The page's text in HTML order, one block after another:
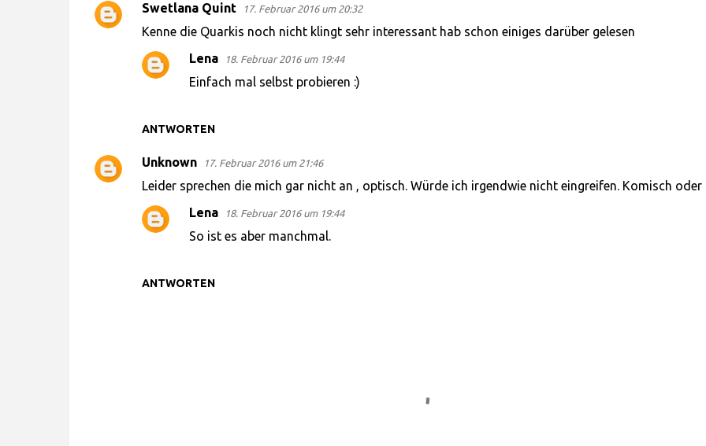
K
a
Swetlana Quint 17. Februar 2016 um 20:32
Kenne die Quarkis noch nicht klingt sehr interessant hab schon einiges darüber gelesen
ANTWORTEN
Lena 18. Februar 2016 um 19:44
Einfach mal selbst probieren :)
Unknown 17. Februar 2016 um 21:46
Leider sprechen die mich gar nicht an , optisch. Würde ich irgendwie nicht eingreifen. Komisch oder
ANTWORTEN
Lena 18. Februar 2016 um 19:44
So ist es aber manchmal.